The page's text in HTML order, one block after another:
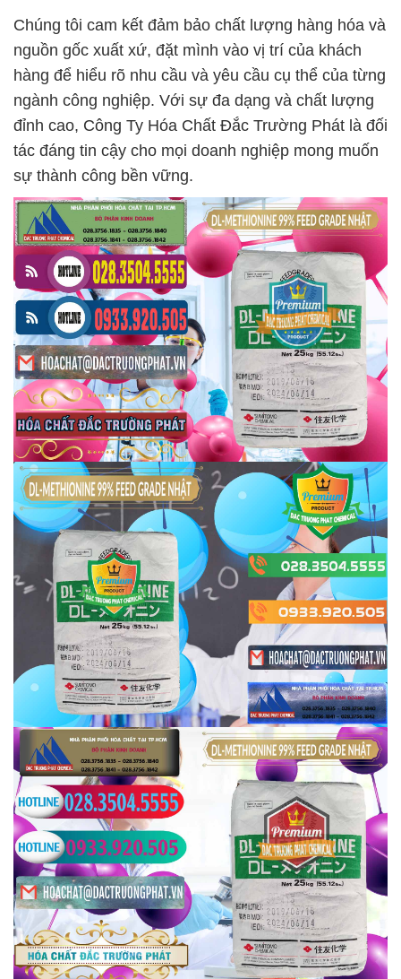
Chúng tôi cam kết đảm bảo chất lượng hàng hóa và
nguồn gốc xuất xứ, đặt mình vào vị trí của khách
hàng để hiểu rõ nhu cầu và yêu cầu cụ thể của từng
ngành công nghiệp. Với sự đa dạng và chất lượng
đỉnh cao, Công Ty Hóa Chất Đắc Trường Phát là đối
tác đáng tin cậy cho mọi doanh nghiệp mong muốn
sự thành công bền vững.